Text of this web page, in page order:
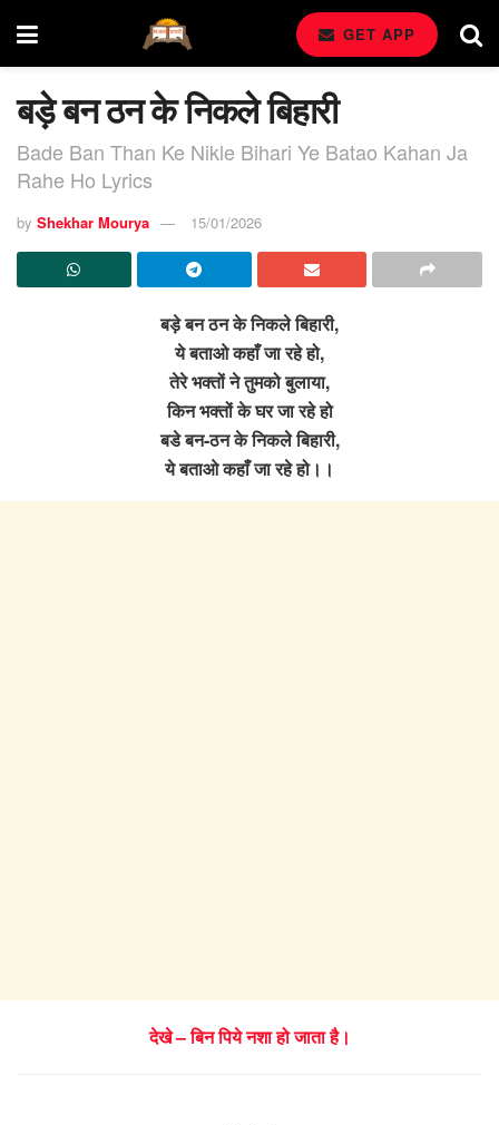
GET APP
बड़े बन ठन के निकले बिहारी
Bade Ban Than Ke Nikle Bihari Ye Batao Kahan Ja
Rahe Ho Lyrics
by Shekhar Mourya 15/01/2026
बड़े बन ठन के निकले बिहारी,
ये बताओ कहाँ जा रहे हो,
तेरे भक्तों ने तुमको बुलाया,
किन भक्तों के घर जा रहे हो
बडे बन-ठन के निकले बिहारी,
ये बताओ कहाँ जा रहे हो।।
देखे – बिन पिये नशा हो जाता है।